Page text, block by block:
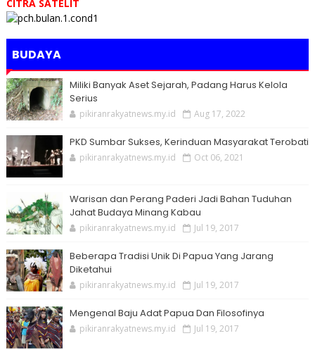
CITRA SATELIT
BUDAYA
Miliki Banyak Aset Sejarah, Padang Harus Kelola
Serius
pikiranrakyatnews.my.id Aug 17, 2022
PKD Sumbar Sukses, Kerinduan Masyarakat Terobati
pikiranrakyatnews.my.id Oct 06, 2021
Warisan dan Perang Paderi Jadi Bahan Tuduhan
Jahat Budaya Minang Kabau
pikiranrakyatnews.my.id Jul 19, 2017
Beberapa Tradisi Unik Di Papua Yang Jarang
Diketahui
pikiranrakyatnews.my.id Jul 19, 2017
Mengenal Baju Adat Papua Dan Filosofinya
pikiranrakyatnews.my.id Jul 19, 2017